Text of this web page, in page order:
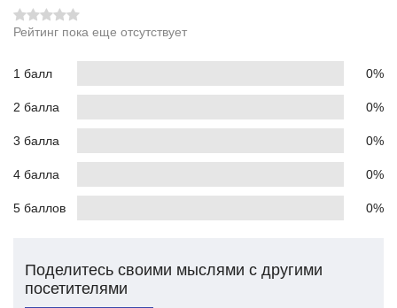
Рейтинг пока еще отсутствует
1 балл 0%
2 балла 0%
3 балла 0%
4 балла 0%
5 баллов 0%
Поделитесь своими мыслями с другими
посетителями